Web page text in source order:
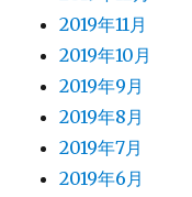
2019年11月
2019年10月
2019年9月
2019年8月
2019年7月
2019年6月